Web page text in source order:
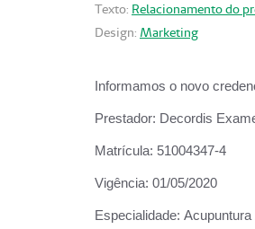
Texto: Relacionamento do
Design: Marketing
Informamos o novo
Prestador: Decordis
Matrícula: 51004347-4
Vigência: 01/05/2020
Especialidade: Acupuntura